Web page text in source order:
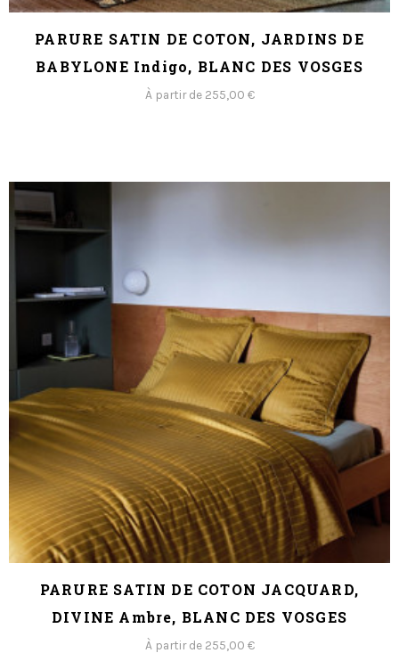
PARURE SATIN DE COTON, JARDINS DE
BABYLONE Indigo, BLANC DES VOSGES
À partir de 255,00 €
PARURE SATIN DE COTON JACQUARD,
DIVINE Ambre, BLANC DES VOSGES
À partir de 255,00 €